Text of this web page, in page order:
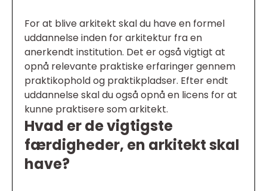
For at blive arkitekt skal du have en formel
uddannelse inden for arkitektur fra en
anerkendt institution. Det er også vigtigt at
opnå relevante praktiske erfaringer gennem
praktikophold og praktikpladser. Efter endt
uddannelse skal du også opnå en licens for at
kunne praktisere som arkitekt.
Hvad er de vigtigste
færdigheder, en arkitekt skal
have?